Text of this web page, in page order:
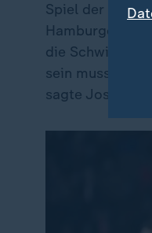
Spiel der
Hamburger
die
sein musst, um
sagte Joshua